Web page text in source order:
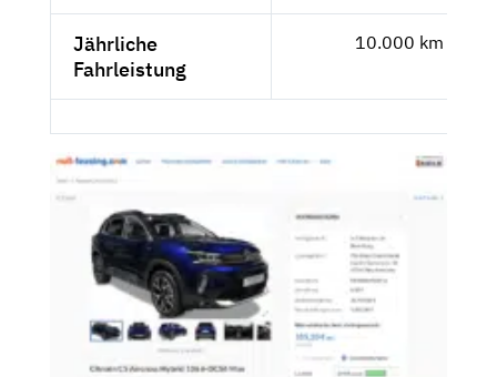
Jährliche
Fahrleistung
10.000 km